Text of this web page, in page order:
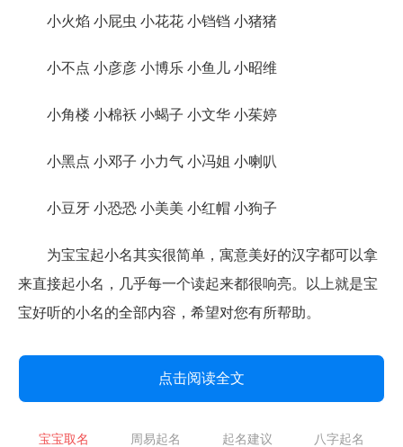
小火焰 小屁虫 小花花 小铛铛 小猪猪
小不点 小彦彦 小博乐 小鱼儿 小昭维
小角楼 小棉袄 小蝎子 小文华 小茱婷
小黑点 小邓子 小力气 小冯姐 小喇叭
小豆牙 小恐恐 小美美 小红帽 小狗子
为宝宝起小名其实很简单，寓意美好的汉字都可以拿
来直接起小名，几乎每一个读起来都很响亮。以上就是宝
宝好听的小名的全部内容，希望对您有所帮助。
点击阅读全文
宝宝取名 周易起名 起名建议 八字起名